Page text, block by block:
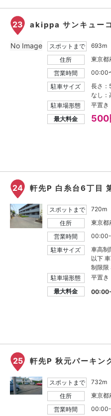
23 akippa サンキュー
スポットまで
693m
住所
東京都
営業時間
00:00
駐車サイズ
長さ：
なし：
駐車場形態
平置き
最大料金
500
No Image
24 軒先P 白糸台6丁目
スポットまで
720m
住所
東京
営業時間
駐車サイズ
車高制
以下
制限限
駐車場形態
平置き
最大料金
25 軒先P 秋元パーキン
スポットまで
732m
住所
東京都
営業時間